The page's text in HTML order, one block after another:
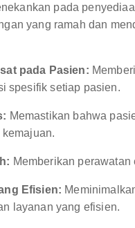
pada
yang ramah dan
pada Pasien:
spesifik setiap pasien.
Memastikan bahwa
Memberikan
Efisien:
layanan yang efisien.